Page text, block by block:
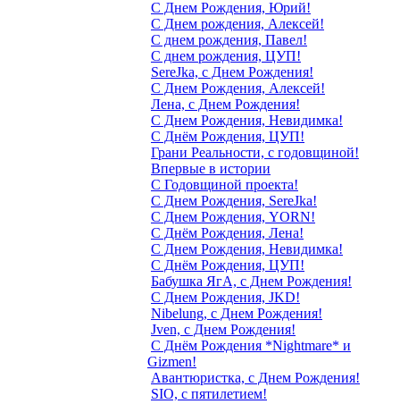
С Днем Рождения, Юрий!
С Днем рождения, Алексей!
С днем рождения, Павел!
С днем рождения, ЦУП!
SereJka, с Днем Рождения!
С Днем Рождения, Алексей!
Лена, с Днем Рождения!
С Днем Рождения, Невидимка!
С Днём Рождения, ЦУП!
Грани Реальности, с годовщиной!
Впервые в истории
С Годовщиной проекта!
C Днем Рождения, SereJka!
С Днем Рождения, YORN!
С Днём Рождения, Лена!
С Днем Рождения, Невидимка!
С Днём Рождения, ЦУП!
Бабушка ЯгА, с Днем Рождения!
С Днем Рождения, JKD!
Nibelung, с Днем Рождения!
Jven, с Днем Рождения!
C Днём Рождения *Nightmare* и
Gizmen!
Авантюристка, с Днем Рождения!
SIO, с пятилетием!